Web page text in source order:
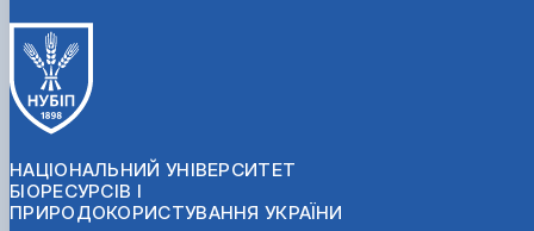
НАЦІОНАЛЬНИЙ УНІВЕРСИТЕТ
БІОРЕСУРСІВ І
ПРИРОДОКОРИСТУВАННЯ УКРАЇНИ